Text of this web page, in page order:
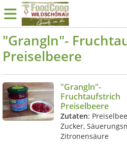
"Grangln"-
Preiselbeere
"Grangln"-
Fruchtaufstrich
Preiselbeere
Zutaten:
Zucker,
Zitronensäure